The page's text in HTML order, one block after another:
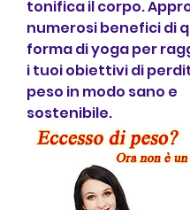
tonifica il corpo.
numerosi benefici di
forma di yoga per
i tuoi obiettivi di
peso in modo sano e
sostenibile.